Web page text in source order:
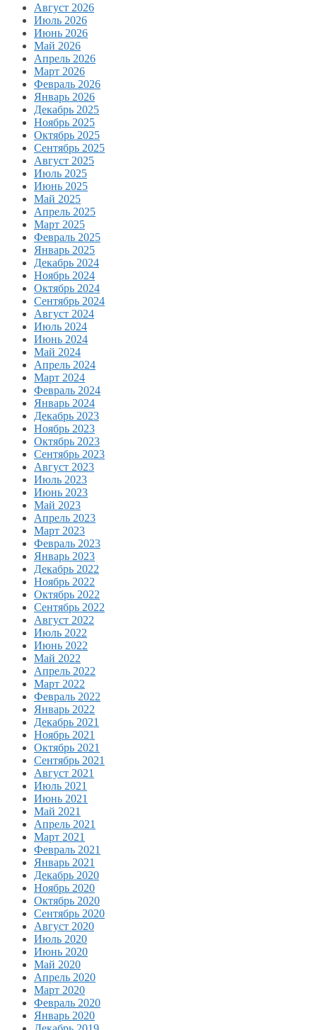
Август 2026
Июль 2026
Июнь 2026
Май 2026
Апрель 2026
Март 2026
Февраль 2026
Январь 2026
Декабрь 2025
Ноябрь 2025
Октябрь 2025
Сентябрь 2025
Август 2025
Июль 2025
Июнь 2025
Май 2025
Апрель 2025
Март 2025
Февраль 2025
Январь 2025
Декабрь 2024
Ноябрь 2024
Октябрь 2024
Сентябрь 2024
Август 2024
Июль 2024
Июнь 2024
Май 2024
Апрель 2024
Март 2024
Февраль 2024
Январь 2024
Декабрь 2023
Ноябрь 2023
Октябрь 2023
Сентябрь 2023
Август 2023
Июль 2023
Июнь 2023
Май 2023
Апрель 2023
Март 2023
Февраль 2023
Январь 2023
Декабрь 2022
Ноябрь 2022
Октябрь 2022
Сентябрь 2022
Август 2022
Июль 2022
Июнь 2022
Май 2022
Апрель 2022
Март 2022
Февраль 2022
Январь 2022
Декабрь 2021
Ноябрь 2021
Октябрь 2021
Сентябрь 2021
Август 2021
Июль 2021
Июнь 2021
Май 2021
Апрель 2021
Март 2021
Февраль 2021
Январь 2021
Декабрь 2020
Ноябрь 2020
Октябрь 2020
Сентябрь 2020
Август 2020
Июль 2020
Июнь 2020
Май 2020
Апрель 2020
Март 2020
Февраль 2020
Январь 2020